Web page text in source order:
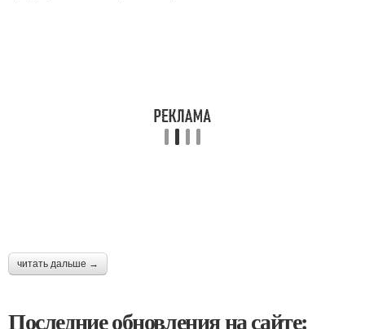
читать дальше →
Последние обновления на сайте: